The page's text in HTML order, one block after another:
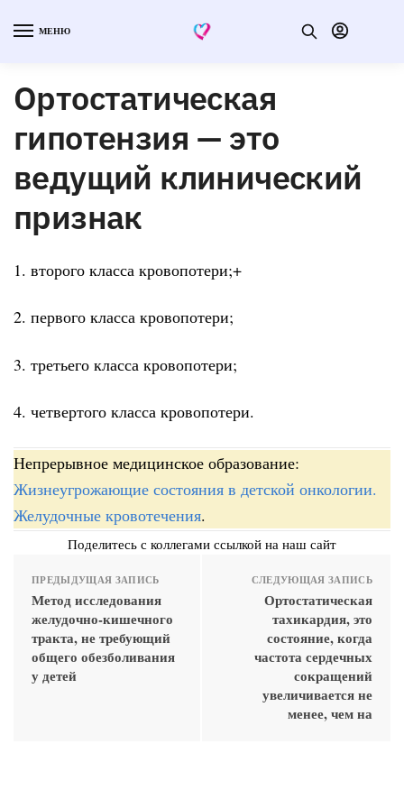
МЕНЮ
Ортостатическая
гипотензия — это
ведущий клинический
признак
1. второго класса кровопотери;+
2. первого класса кровопотери;
3. третьего класса кровопотери;
4. четвертого класса кровопотери.
Непрерывное медицинское образование:
Жизнеугрожающие состояния в детской онкологии.
Желудочные кровотечения.
Поделитесь с коллегами ссылкой на наш сайт
ПРЕДЫДУЩАЯ ЗАПИСЬ
Метод исследования
желудочно-кишечного
тракта, не требующий
общего обезболивания
у детей
СЛЕДУЮЩАЯ ЗАПИСЬ
Ортостатическая
тахикардия, это
состояние, когда
частота сердечных
сокращений
увеличивается не
менее, чем на